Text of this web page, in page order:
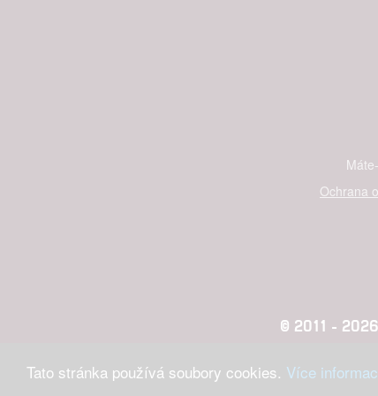
Tato stránka používá soubory cookies. Více
Ochrana
© 2011 - 2026